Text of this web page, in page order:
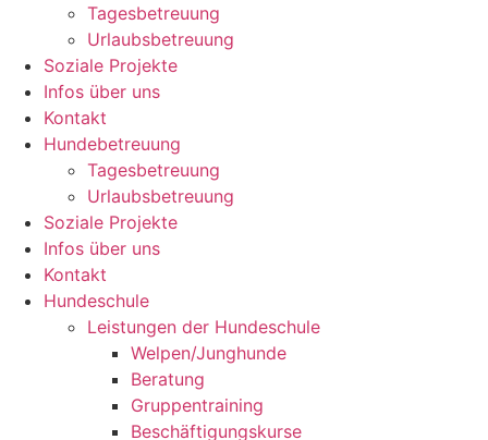
Tagesbetreuung
Urlaubsbetreuung
Soziale Projekte
Infos über uns
Kontakt
Hundebetreuung
Tagesbetreuung
Urlaubsbetreuung
Soziale Projekte
Infos über uns
Kontakt
Hundeschule
Leistungen der Hundeschule
Welpen/Junghunde
Beratung
Gruppentraining
Beschäftigungskurse